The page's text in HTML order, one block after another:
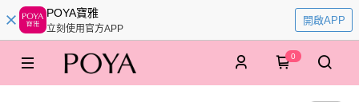
POYA寶雅
立刻使用官方APP
開啟APP
0